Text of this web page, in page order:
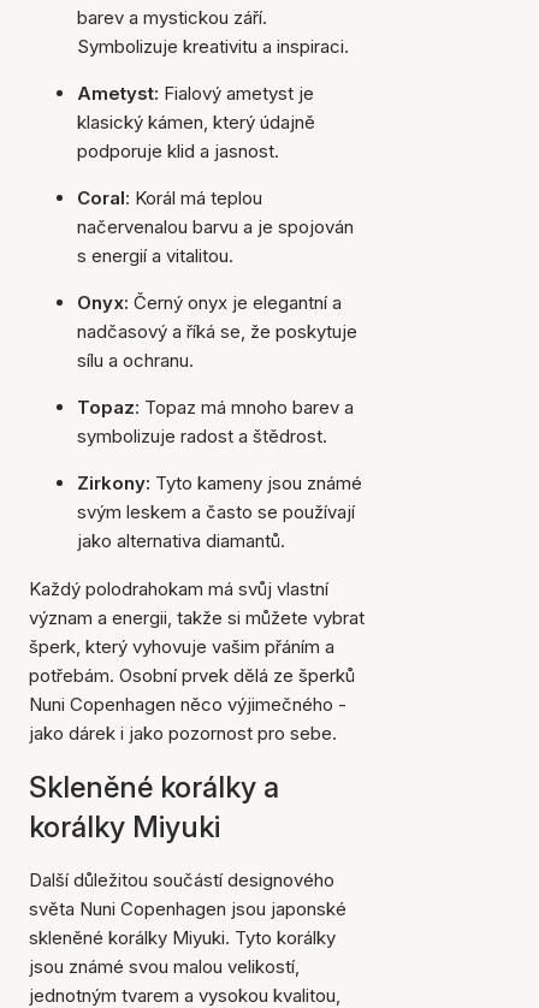
barev a mystickou září.
Symbolizuje kreativitu a inspiraci.
Ametyst: Fialový ametyst je
klasický kámen, který údajně
podporuje klid a jasnost.
Coral: Korál má teplou
načervenalou barvu a je spojován
s energií a vitalitou.
Onyx: Černý onyx je elegantní a
nadčasový a říká se, že poskytuje
sílu a ochranu.
Topaz: Topaz má mnoho barev a
symbolizuje radost a štědrost.
Zirkony: Tyto kameny jsou známé
svým leskem a často se používají
jako alternativa diamantů.
Každý polodrahokam má svůj vlastní
význam a energii, takže si můžete vybrat
šperk, který vyhovuje vašim přáním a
potřebám. Osobní prvek dělá ze šperků
Nuni Copenhagen něco výjimečného -
jako dárek i jako pozornost pro sebe.
Skleněné korálky a
korálky Miyuki
Další důležitou součástí designového
světa Nuni Copenhagen jsou japonské
skleněné korálky Miyuki. Tyto korálky
jsou známé svou malou velikostí,
jednotným tvarem a vysokou kvalitou,